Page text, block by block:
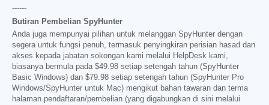
------
Butiran Pembelian SpyHunter
Anda juga mempunyai pilihan untuk melanggan SpyHunter dengan
segera untuk fungsi penuh, termasuk penyingkiran perisian hasad dan
akses kepada jabatan sokongan kami melalui HelpDesk kami,
biasanya bermula pada $49.98 setiap setengah tahun (SpyHunter
Basic Windows) dan $79.98 setiap setengah tahun (SpyHunter Pro
Windows/SpyHunter untuk Mac) mengikut bahan tawaran dan terma
halaman pendaftaran/pembelian (yang digabungkan di sini melalui